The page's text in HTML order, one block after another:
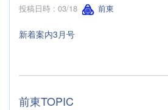
投稿日時 : 03/18 前東
新着案内3月号
前東TOPIC